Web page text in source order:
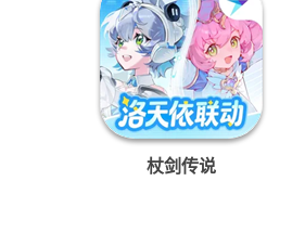
杖剑传说